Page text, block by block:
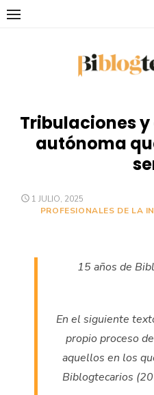
Saltar
Tribulaciones
autónoma
PUBLICADO
1 JULIO, 2025
PROFESIONALES DE LA
15 años de
En el siguiente
propio proceso
aquellos en los
Biblogtecarios